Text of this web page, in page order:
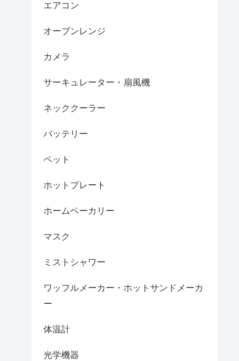
エアコン
オーブンレンジ
カメラ
サーキュレーター・扇風機
ネッククーラー
バッテリー
ペット
ホットプレート
ホームベーカリー
マスク
ミストシャワー
ワッフルメーカー・ホットサンドメーカ
ー
体温計
光学機器